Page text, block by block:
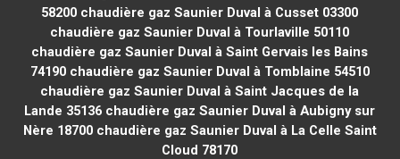
58200 chaudière gaz Saunier Duval à Cusset 03300
chaudière gaz Saunier Duval à Tourlaville 50110
chaudière gaz Saunier Duval à Saint Gervais les Bains
74190chaudière gaz Saunier Duval à Tomblaine 54510
chaudière gaz Saunier Duval à Saint Jacques de la
Lande 35136 chaudière gaz Saunier Duval à Aubigny sur
Nère 18700chaudière gaz Saunier Duval à La Celle Saint
Cloud 78170